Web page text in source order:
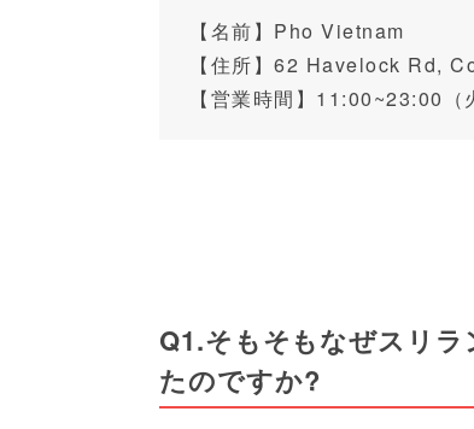
【名前】Pho Vietnam
【住所】 62 Havelock Rd,
【営業時間】11:00~23:00（
Q1.そもそもなぜスリ
たのですか?